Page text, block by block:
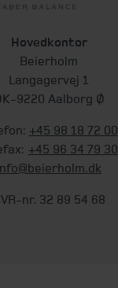
Hovedkontor
Beierholm
Langagervej 1
9220 Aalborg Ø
+45 98 18 72 00
+45 96 34 79 30
nr. 32 89 54 68